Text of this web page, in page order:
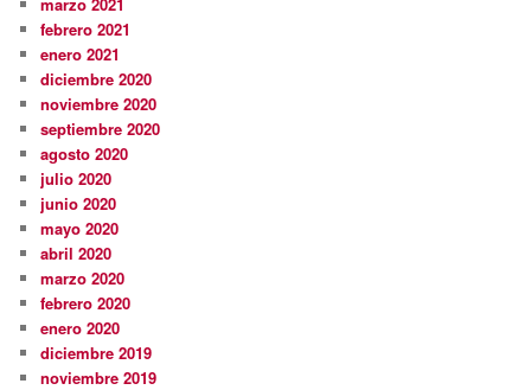
febrero 2021
enero 2021
diciembre 2020
noviembre 2020
septiembre 2020
agosto 2020
julio 2020
junio 2020
mayo 2020
abril 2020
marzo 2020
febrero 2020
enero 2020
diciembre 2019
noviembre 2019